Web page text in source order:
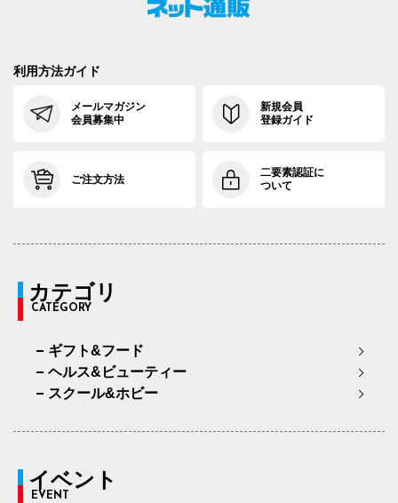
利用方法ガイド
メールマガジン
会員募集中
新規会員
登録ガイド
ご注文方法
二要素認証に
ついて
カテゴリ
CATEGORY
ギフト&フード
ヘルス&ビューティー
スクール&ホビー
イベント
EVENT